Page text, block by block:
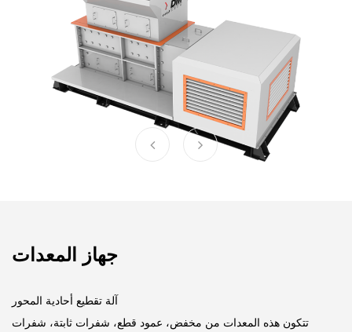
جهاز المعدات
آلة تقطيع أحادية المحور
تتكون هذه المعدات من مخفض، عمود قطع، شفرات ثابتة، شفرات